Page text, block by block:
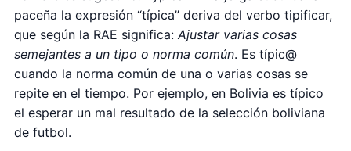
paceña la expresión “típica” deriva del verbo tipificar,
que según la RAE significa:Ajustar varias cosas
semejantes a un tipo o norma común. Es típic@
cuando la norma común de una o varias cosas se
repite en el tiempo. Por ejemplo, en Bolivia es típico
el esperar un mal resultado de la selección boliviana
de futbol.